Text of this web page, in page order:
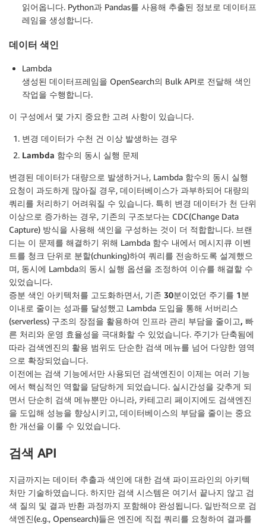
읽어옵니다. Python과 Pandas를 사용해 추출된 정보로 데이터프
레임을 생성합니다.
데이터 색인
Lambda
생성된 데이터프레임을 OpenSearch의 Bulk API로 전달해 색인
작업을 수행합니다.
이 구성에서 몇 가지 중요한 고려 사항이 있습니다.
변경 데이터가 수천 건 이상 발생하는 경우
Lambda 함수의 동시 실행 문제
변경된 데이터가 대량으로 발생하거나, Lambda 함수의 동시 실행
요청이 과도하게 많아질 경우, 데이터베이스가 과부하되어 대량의
쿼리를 처리하기 어려워질 수 있습니다. 특히 변경 데이터가 천 단위
이상으로 증가하는 경우, 기존의 구조보다는 CDC(Change Data
Capture) 방식을 사용해 색인을 구성하는 것이 더 적합합니다. 브랜
디는 이 문제를 해결하기 위해 Lambda 함수 내에서 메시지큐 이벤
트를 청크 단위로 분할(chunking)하여 쿼리를 전송하도록 설계했으
며, 동시에 Lambda의 동시 실행 옵션을 조정하여 이슈를 해결할 수
있었습니다.
증분 색인 아키텍처를 고도화하면서, 기존 30분이었던 주기를 1분
이내로 줄이는 성과를 달성했고 Lambda 도입을 통해 서버리스
(serverless) 구조의 장점을 활용하여 인프라 관리 부담을 줄이고, 빠
른 처리와 운영 효율성을 극대화할 수 있었습니다. 주기가 단축됨에
따라 검색엔진의 활용 범위도 단순한 검색 메뉴를 넘어 다양한 영역
으로 확장되었습니다.
이전에는 검색 기능에서만 사용되던 검색엔진이 이제는 여러 기능
에서 핵심적인 역할을 담당하게 되었습니다. 실시간성을 갖추게 되
면서 단순히 검색 메뉴뿐만 아니라, 카테고리 페이지에도 검색엔진
을 도입해 성능을 향상시키고, 데이터베이스의 부담을 줄이는 중요
한 개선을 이룰 수 있었습니다.
검색 API
지금까지는 데이터 추출과 색인에 대한 검색 파이프라인의 아키텍
처만 기술하였습니다. 하지만 검색 시스템은 여기서 끝나지 않고 검
색 질의 및 결과 반환 과정까지 포함해야 완성됩니다. 일반적으로 검
색엔진(e.g., Opensearch)들은 엔진에 직접 쿼리를 요청하여 결과를